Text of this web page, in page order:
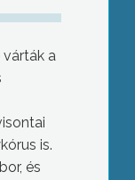
a
is.
és